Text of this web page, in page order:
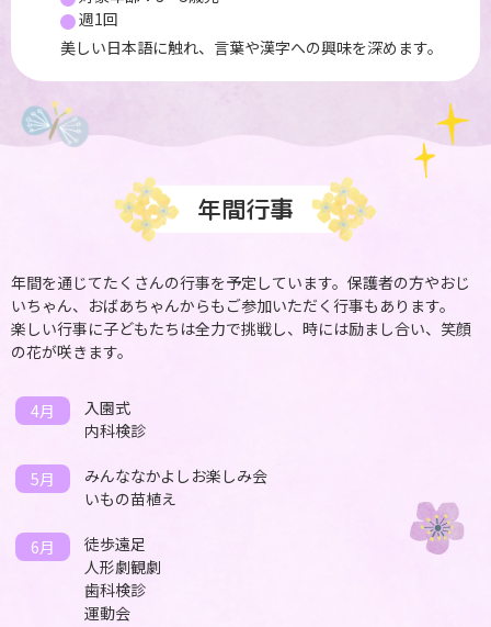
週1回
美しい日本語に触れ、言葉や漢字への興味を深めます。
年間行事
年間を通じてたくさんの行事を予定しています。保護者の方やおじ
いちゃん、おばあちゃんからもご参加いただく行事もあります。
楽しい行事に子どもたちは全力で挑戦し、時には励まし合い、笑顔
の花が咲きます。
4月
入園式
内科検診
5月
みんななかよしお楽しみ会
いもの苗植え
6月
徒歩遠足
人形劇観劇
歯科検診
運動会